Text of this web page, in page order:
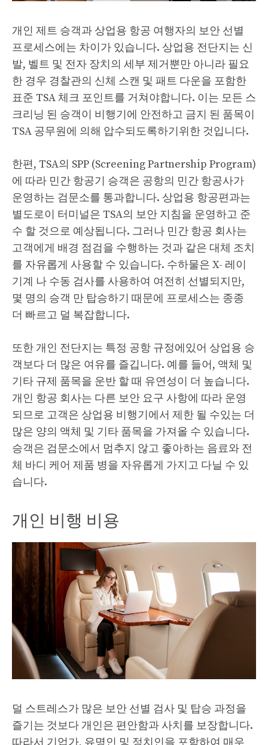
개인 제트 승객과 상업용 항공 여행자의 보안 선별
프로세스에는 차이가 있습니다. 상업용 전단지는 신
발, 벨트 및 전자 장치의 세부 제거뿐만 아니라 필요
한 경우 경찰관의 신체 스캔 및 패트 다운을 포함한
표준 TSA 체크 포인트를 거쳐야합니다. 이는 모든 스
크리닝 된 승객이 비행기에 안전하고 금지 된 품목이
TSA 공무원에 의해 압수되도록하기위한 것입니다.
한편, TSA의 SPP (Screening Partnership Program)
에 따라 민간 항공기 승객은 공항의 민간 항공사가
운영하는 검문소를 통과합니다. 상업용 항공편과는
별도로이 터미널은 TSA의 보안 지침을 운영하고 준
수 할 것으로 예상됩니다. 그러나 민간 항공 회사는
고객에게 배경 점검을 수행하는 것과 같은 대체 조치
를 자유롭게 사용할 수 있습니다. 수하물은 X- 레이
기계 나 수동 검사를 사용하여 여전히 선별되지만,
몇 명의 승객 만 탑승하기 때문에 프로세스는 종종
더 빠르고 덜 복잡합니다.
또한 개인 전단지는 특정 공항 규정에있어 상업용 승
객보다 더 많은 여유를 즐깁니다. 예를 들어, 액체 및
기타 규제 품목을 운반 할 때 유연성이 더 높습니다.
개인 항공 회사는 다른 보안 요구 사항에 따라 운영
되므로 고객은 상업용 비행기에서 제한 될 수있는 더
많은 양의 액체 및 기타 품목을 가져올 수 있습니다.
승객은 검문소에서 멈추지 않고 좋아하는 음료와 전
체 바디 케어 제품 병을 자유롭게 가지고 다닐 수 있
습니다.
개인 비행 비용
덜 스트레스가 많은 보안 선별 검사 및 탑승 과정을
즐기는 것보다 개인은 편안함과 사치를 보장합니다.